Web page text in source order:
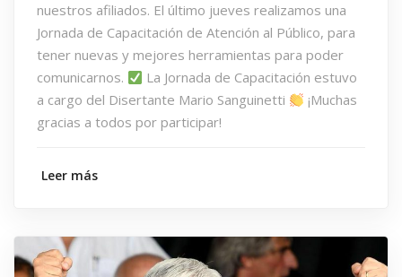
nuestros afiliados. El último jueves realizamos una
Jornada de Capacitación de Atención al Público, para
tener nuevas y mejores herramientas para poder
comunicarnos.
La Jornada de Capacitación estuvo
a cargo del Disertante Mario Sanguinetti
¡Muchas
gracias a todos por participar!
Leer más